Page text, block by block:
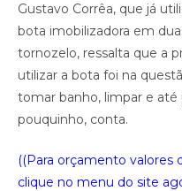
Gustavo Corrêa, que já
bota imobilizadora em
tornozelo, ressalta que a
utilizar a bota foi na
tomar banho, limpar e até
pouquinho, conta.
((Para orçamento
clique no menu do site